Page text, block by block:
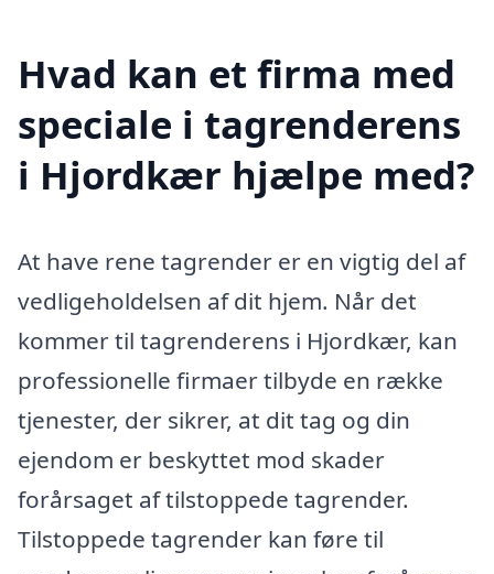
Hvad kan et firma med
speciale i tagrenderens
i Hjordkær hjælpe med?
At have rene tagrender er en vigtig del af
vedligeholdelsen af dit hjem. Når det
kommer til tagrenderens i Hjordkær, kan
professionelle firmaer tilbyde en række
tjenester, der sikrer, at dit tag og din
ejendom er beskyttet mod skader
forårsaget af tilstoppede tagrender.
Tilstoppede tagrender kan føre til